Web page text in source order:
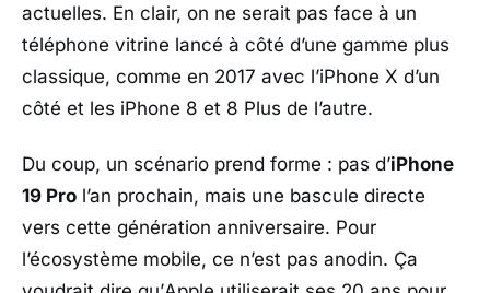
actuelles. En clair, on ne serait pas face à un
téléphone vitrine lancé à côté d’une gamme plus
classique, comme en 2017 avec l’iPhone X d’un
côté et les iPhone 8 et 8 Plus de l’autre.
Du coup, un scénario prend forme : pas d’iPhone
19 Pro l’an prochain, mais une bascule directe
vers cette génération anniversaire. Pour
l’écosystème mobile, ce n’est pas anodin. Ça